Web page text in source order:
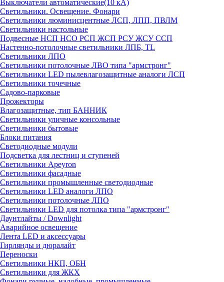
Выключатели автоматические(10 кА)
Светильники. Освещение. Фонари
Светильники люминисцентные ЛСП, ЛПП, ПВЛМ
Светильники настольные
Подвесные НСП НСО РСП ЖСП РСУ ЖСУ ССП
Настенно-потолочные светильники ЛПБ, TL
Светильники ЛПО
Светильники потолочные ЛВО типа "армстронг"
Светильники LED пылевлагозащитные аналоги ЛСП
Светильники точечные
Садово-парковые
Прожекторы
Влагозащитные, тип БАННИК
Светильники уличные консольные
Светильники бытовые
Блоки питания
Светодиодные модули
Подсветка для лестниц и ступеней
Светильники Apeyron
Светильники фасадные
Светильники промышленные светодиодные
Светильники LED аналоги ЛПО
Светильники потолочные ЛПО
Светильники LED для потолка типа "армстронг"
Даунтлайты / Downlight
Аварийное освещение
Лента LED и аксессуары
Гирлянды и дюралайт
Переноски
Светильники НКП, ОБН
Светильники для ЖКХ